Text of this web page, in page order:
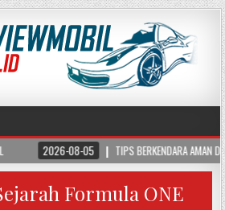
2026-08-05 TIPS BERKENDARA AMAN DI JALAN
Formula ONE